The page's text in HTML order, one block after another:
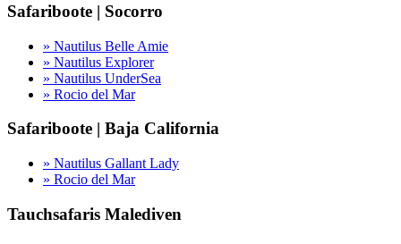
Safariboote | Socorro
» Nautilus Belle Amie
» Nautilus Explorer
» Nautilus UnderSea
» Rocio del Mar
Safariboote | Baja California
» Nautilus Gallant Lady
» Rocio del Mar
Tauchsafaris Malediven